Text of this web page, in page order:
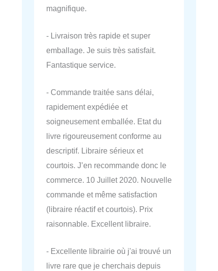
magnifique.
- Livraison très rapide et super
emballage. Je suis très satisfait.
Fantastique service.
- Commande traitée sans délai,
rapidement expédiée et
soigneusement emballée. Etat du
livre rigoureusement conforme au
descriptif. Libraire sérieux et
courtois. J’en recommande donc le
commerce. 10 Juillet 2020. Nouvelle
commande et même satisfaction
(libraire réactif et courtois). Prix
raisonnable. Excellent libraire.
- Excellente librairie où j'ai trouvé un
livre rare que je cherchais depuis